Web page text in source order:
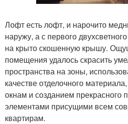
Лофт есть лофт, и нарочито
наружу, а с первого
на крыто скошенную крышу.
помещения удалось скрасить
пространства на зоны,
качестве отделочного
окнам и созданием прекрасного
элементами присущими всем
квартирам.